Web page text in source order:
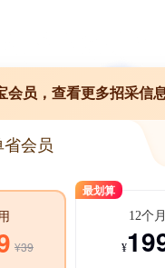
会员，查看更多招采信
会员
¥39
最划算
12个月
¥